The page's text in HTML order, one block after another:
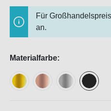
Für
an.
Materialfarbe: